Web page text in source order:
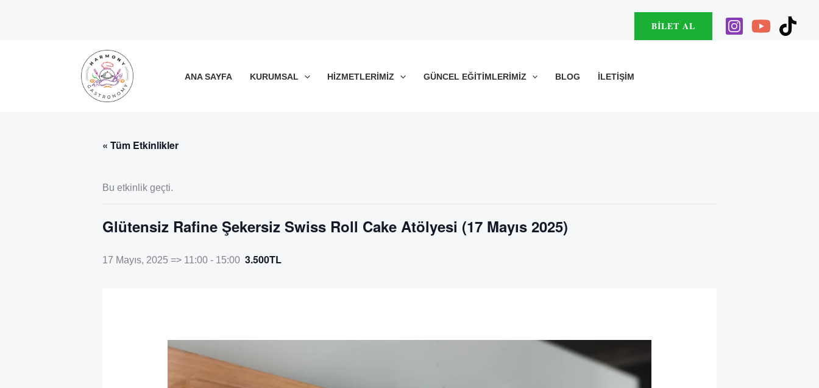
BILET AL
ANA SAYFA KURUMSAL HIZMETLERIMIZ GÜNCEL EĞITIMLERIMIZ BLOG İLETIŞIM
« Tüm Etkinlikler
Bu etkinlik geçti.
Glütensiz Rafine Şekersiz Swiss Roll Cake Atölyesi (17 Mayıs 2025)
17 Mayıs, 2025 => 11:00 - 15:00 3.500TL